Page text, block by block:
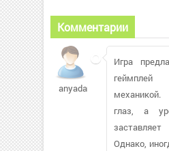
Комментарии
anyadankiv286
Игра
глаз, а
Однако,